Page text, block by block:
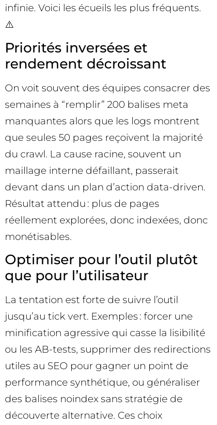
infinie. Voici les écueils les plus fréquents.
⚠️
Priorités inversées et
rendement décroissant
On voit souvent des équipes consacrer des
semaines à “remplir” 200 balises meta
manquantes alors que les logs montrent
que seules 50 pages reçoivent la majorité
du crawl. La cause racine, souvent un
maillage interne défaillant, passerait
devant dans un plan d’action data-driven.
Résultat attendu : plus de pages
réellement explorées, donc indexées, donc
monétisables.
Optimiser pour l’outil plutôt
que pour l’utilisateur
La tentation est forte de suivre l’outil
jusqu’au tick vert. Exemples : forcer une
minification agressive qui casse la lisibilité
ou les AB-tests, supprimer des redirections
utiles au SEO pour gagner un point de
performance synthétique, ou généraliser
des balises noindex sans stratégie de
découverte alternative. Ces choix